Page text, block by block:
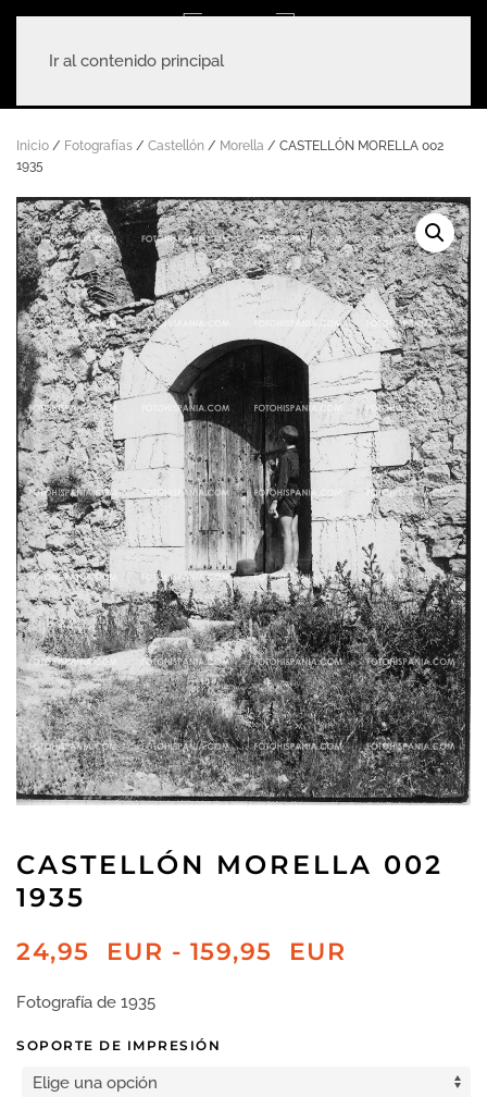
Ir al contenido principal
Inicio / Fotografías / Castellón / Morella / CASTELLÓN MORELLA 002
1935
CASTELLÓN MORELLA 002
1935
24,95 EUR - 159,95 EUR
24,95
Fotografía de 1935
SOPORTE DE IMPRESIÓN